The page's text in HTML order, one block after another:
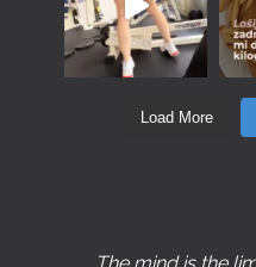
Load More